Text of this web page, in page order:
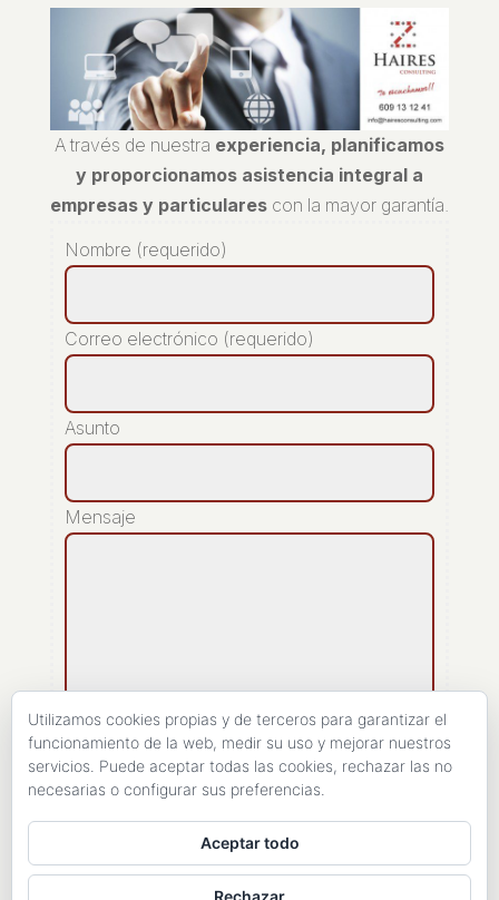
A través de nuestra experiencia, planificamos
y proporcionamos asistencia integral a
empresas y particularescon la mayor garantía.
Nombre (requerido)
Correo electrónico (requerido)
Asunto
Mensaje
[recaptcha]
Utilizamos cookies propias y de terceros para garantizar el
funcionamiento de la web, medir su uso y mejorar nuestros
servicios. Puede aceptar todas las cookies, rechazar las no
necesarias o configurar sus preferencias.
Aceptar todo
Rechazar